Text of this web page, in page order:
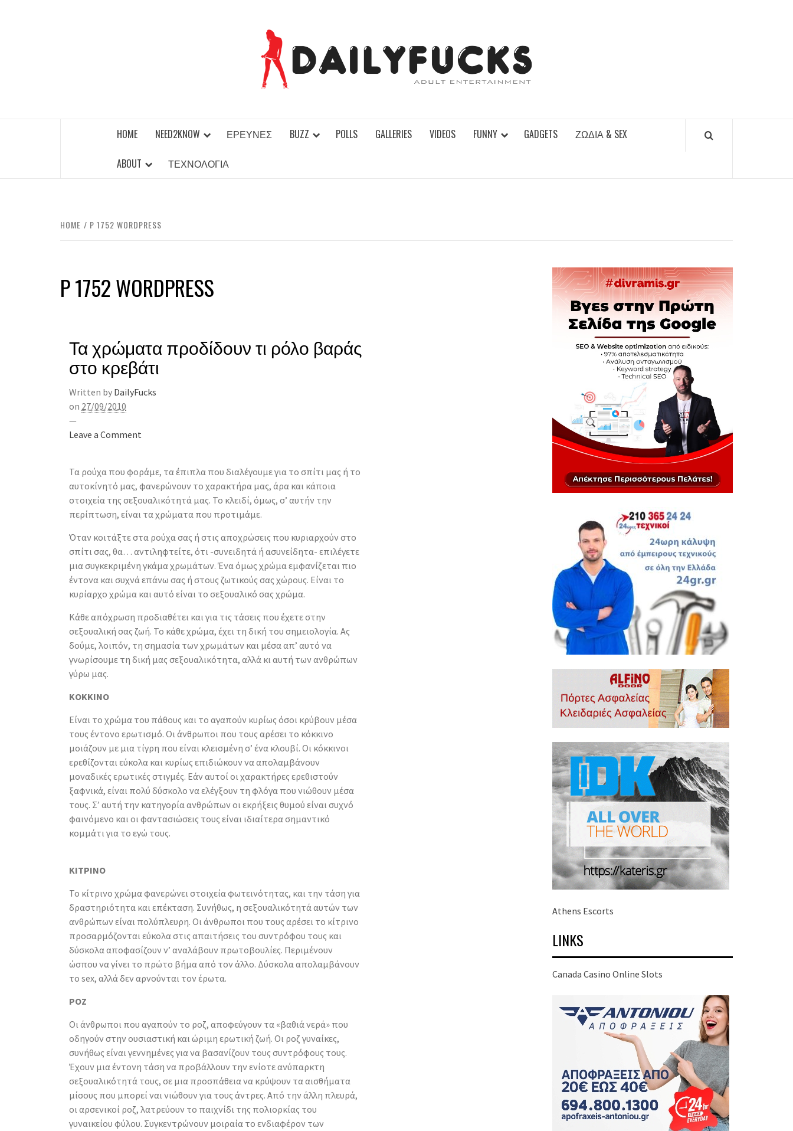
HOME NEED2KNOW ΈΡΕΥΝΕΣ BUZZ POLLS GALLERIES VIDEOS FUNNY GADGETS ΖΏΔΙΑ & SEX
ABOUT ΤΕΧΝΟΛΟΓΊΑ
HOME P 1752 WORDPRESS
P 1752 WORDPRESS
Τα χρώματα προδίδουν τι ρόλο βαράς
στο κρεβάτι
Written by DailyFucks
on 27/09/2010
—
Leave a Comment
Τα ρούχα που φοράμε, τα έπιπλα που διαλέγουμε για το σπίτι μας ή το
αυτοκίνητό μας, φανερώνουν το χαρακτήρα μας, άρα και κάποια
στοιχεία της σεξουαλικότητά μας. Το κλειδί, όμως, σ’ αυτήν την
περίπτωση, είναι τα χρώματα που προτιμάμε.
Όταν κοιτάξτε στα ρούχα σας ή στις αποχρώσεις που κυριαρχούν στο
σπίτι σας, θα… αντιληφτείτε, ότι -συνειδητά ή ασυνείδητα- επιλέγετε
μια συγκεκριμένη γκάμα χρωμάτων. Ένα όμως χρώμα εμφανίζεται πιο
έντονα και συχνά επάνω σας ή στους ζωτικούς σας χώρους. Eίναι το
κυρίαρχο χρώμα και αυτό είναι το σεξουαλικό σας χρώμα.
Κάθε απόχρωση προδιαθέτει και για τις τάσεις που έχετε στην
σεξουαλική σας ζωή. Το κάθε χρώμα, έχει τη δική του σημειολογία. Ας
δούμε, λοιπόν, τη σημασία των χρωμάτων και μέσα απ’ αυτό να
γνωρίσουμε τη δική μας σεξουαλικότητα, αλλά κι αυτή των ανθρώπων
γύρω μας.
ΚΟΚΚΙΝΟ
Είναι το χρώμα του πάθους και το αγαπούν κυρίως όσοι κρύβουν μέσα
τους έντονο ερωτισμό. Οι άνθρωποι που τους αρέσει το κόκκινο
μοιάζουν με μια τίγρη που είναι κλεισμένη σʼ ένα κλουβί. Οι κόκκινοι
ερεθίζονται εύκολα και κυρίως επιδιώκουν να απολαμβάνουν
μοναδικές ερωτικές στιγμές. Εάν αυτοί οι χαρακτήρες ερεθιστούν
ξαφνικά, είναι πολύ δύσκολο να ελέγξουν τη φλόγα που νιώθουν μέσα
τους. Σ’ αυτή την κατηγορία ανθρώπων οι εκρήξεις θυμού είναι συχνό
φαινόμενο και οι φαντασιώσεις τους είναι ιδιαίτερα σημαντικό
κομμάτι για το εγώ τους.
ΚΙΤΡΙΝΟ
Το κίτρινο χρώμα φανερώνει στοιχεία φωτεινότητας, και την τάση για
δραστηριότητα και επέκταση. Συνήθως, η σεξουαλικότητά αυτών των
ανθρώπων είναι πολύπλευρη. Οι άνθρωποι που τους αρέσει το κίτρινο
προσαρμόζονται εύκολα στις απαιτήσεις του συντρόφου τους και
δύσκολα αποφασίζουν ν’ αναλάβουν πρωτοβουλίες. Περιμένουν
ώσπου να γίνει το πρώτο βήμα από τον άλλο. Δύσκολα απολαμβάνουν
το sex, αλλά δεν αρνούνται τον έρωτα.
ΡΟΖ
Οι άνθρωποι που αγαπούν το ροζ, αποφεύγουν τα «βαθιά νερά» που
οδηγούν στην ουσιαστική και ώριμη ερωτική ζωή. Οι ροζ γυναίκες,
συνήθως είναι γεννημένες για να βασανίζουν τους συντρόφους τους.
Έχουν μια έντονη τάση να προβάλλουν την ενίοτε ανύπαρκτη
σεξουαλικότητά τους, σε μια προσπάθεια να κρύψουν τα αισθήματα
μίσους που μπορεί ναι νιώθουν για τους άντρες. Από την άλλη πλευρά,
οι αρσενικοί ροζ, λατρεύουν το παιχνίδι της πολιορκίας του
γυναικείου φύλου. Συγκεντρώνουν μοιραία το ενδιαφέρον των
Athens Escorts
LINKS
Canada Casino Online Slots